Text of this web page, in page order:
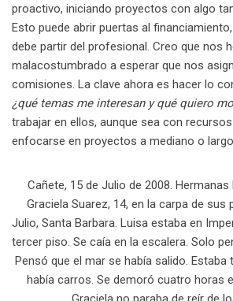
proactivo, iniciando proyectos con algo
Esto puede abrir puertas al
debe partir del profesional. Creo que nos
malacostumbrado a esperar que nos
comisiones. La clave ahora es hacer lo
¿qué temas me interesan y qué quiero
trabajar en ellos, aunque sea con
enfocarse en proyectos a mediano o
Cañete, 15 de Julio de 2008. Hermanas
Graciela Suarez, 14, en la carpa de sus
Julio, Santa Barbara. Luisa estaba en
tercer piso. Se caía en la escalera. Solo
Pensó que el mar se había salido.
había carros. Se demoró cuatro horas